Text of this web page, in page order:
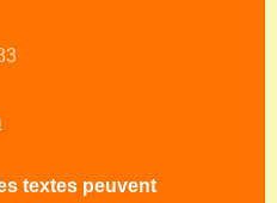
textes peuvent